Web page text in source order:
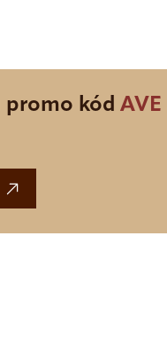
promo kód AVE